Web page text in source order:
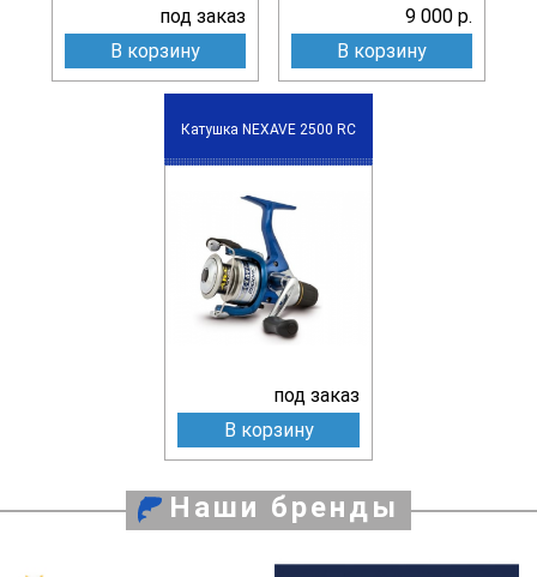
под заказ
В корзину
9 000 р.
В корзину
Катушка NEXAVE 2500 RC
под заказ
В корзину
Наши бренды